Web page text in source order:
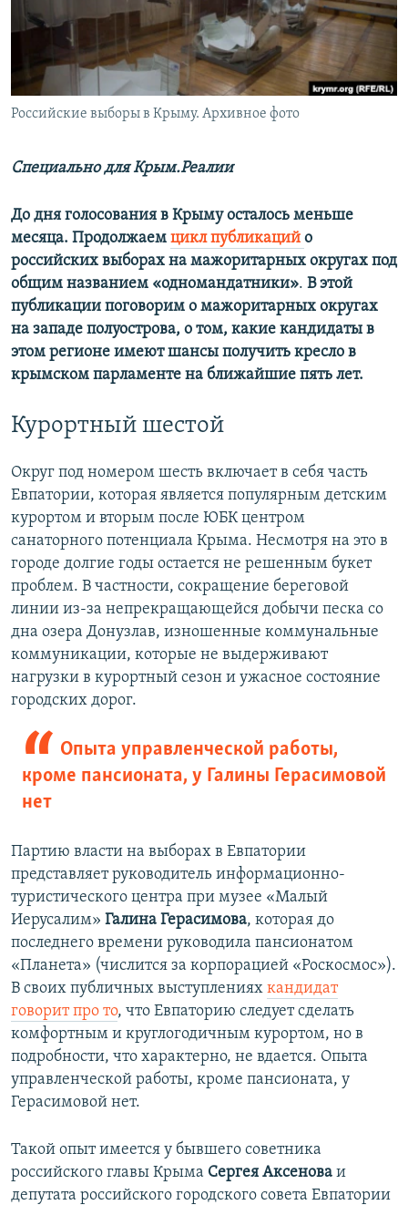
ПОБЕДИТЕЛЕЙ НЕ СУДЯТ?
КРЫМ.НЕПОКОРЕННЫЙ
ELIFBE
УКРАИНСКАЯ ПРОБЛЕМА КРЫМА
ПРИСОЕДИНЯЙТЕСЬ!
Российские выборы в Крыму. Архивное фото
Специально для Крым.Реалии
До дня голосования в Крыму осталось меньше
месяца. Продолжаем цикл публикаций о
российских выборах на мажоритарных округах под
общим названием «одномандатники». В этой
публикации поговорим о мажоритарных округах
на западе полуострова, о том, какие кандидаты в
этом регионе имеют шансы получить кресло в
крымском парламенте на ближайшие пять лет.
Курортный шестой
Округ под номером шесть включает в себя часть
Евпатории, которая является популярным детским
курортом и вторым после ЮБК центром
санаторного потенциала Крыма. Несмотря на это в
городе долгие годы остается не решенным букет
проблем. В частности, сокращение береговой
линии из-за непрекращающейся добычи песка со
дна озера Донузлав, изношенные коммунальные
коммуникации, которые не выдерживают
нагрузки в курортный сезон и ужасное состояние
городских дорог.
Опыта управленческой работы,
кроме пансионата, у Галины Герасимовой
нет
Партию власти на выборах в Евпатории
представляет руководитель информационно-
туристического центра при музее «Малый
Иерусалим» Галина Герасимова, которая до
последнего времени руководила пансионатом
«Планета» (числится за корпорацией «Роскосмос»).
В своих публичных выступлениях кандидат
говорит про то, что Евпаторию следует сделать
комфортным и круглогодичным курортом, но в
подробности, что характерно, не вдается. Опыта
управленческой работы, кроме пансионата, у
Герасимовой нет.
Такой опыт имеется у бывшего советника
российского главы Крыма Сергея Аксенова и
депутата российского городского совета Евпатории